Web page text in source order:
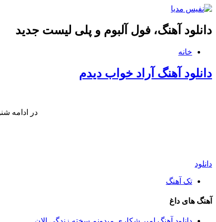
دانلود آهنگ، فول آلبوم و پلی لیست جدید
خانه
دانلود آهنگ آراد خواب دیدم
در ادامه
دانلود
تک آهنگ
آهنگ های داغ